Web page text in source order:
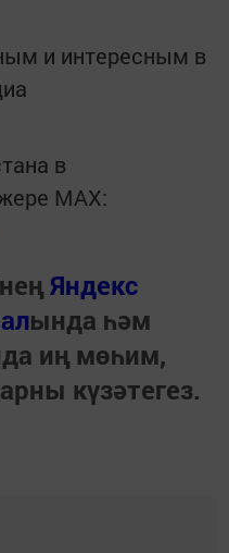
и интересным в
в
MАХ:
Яндекс
ында һәм
иң мөһим,
күзәтегез.